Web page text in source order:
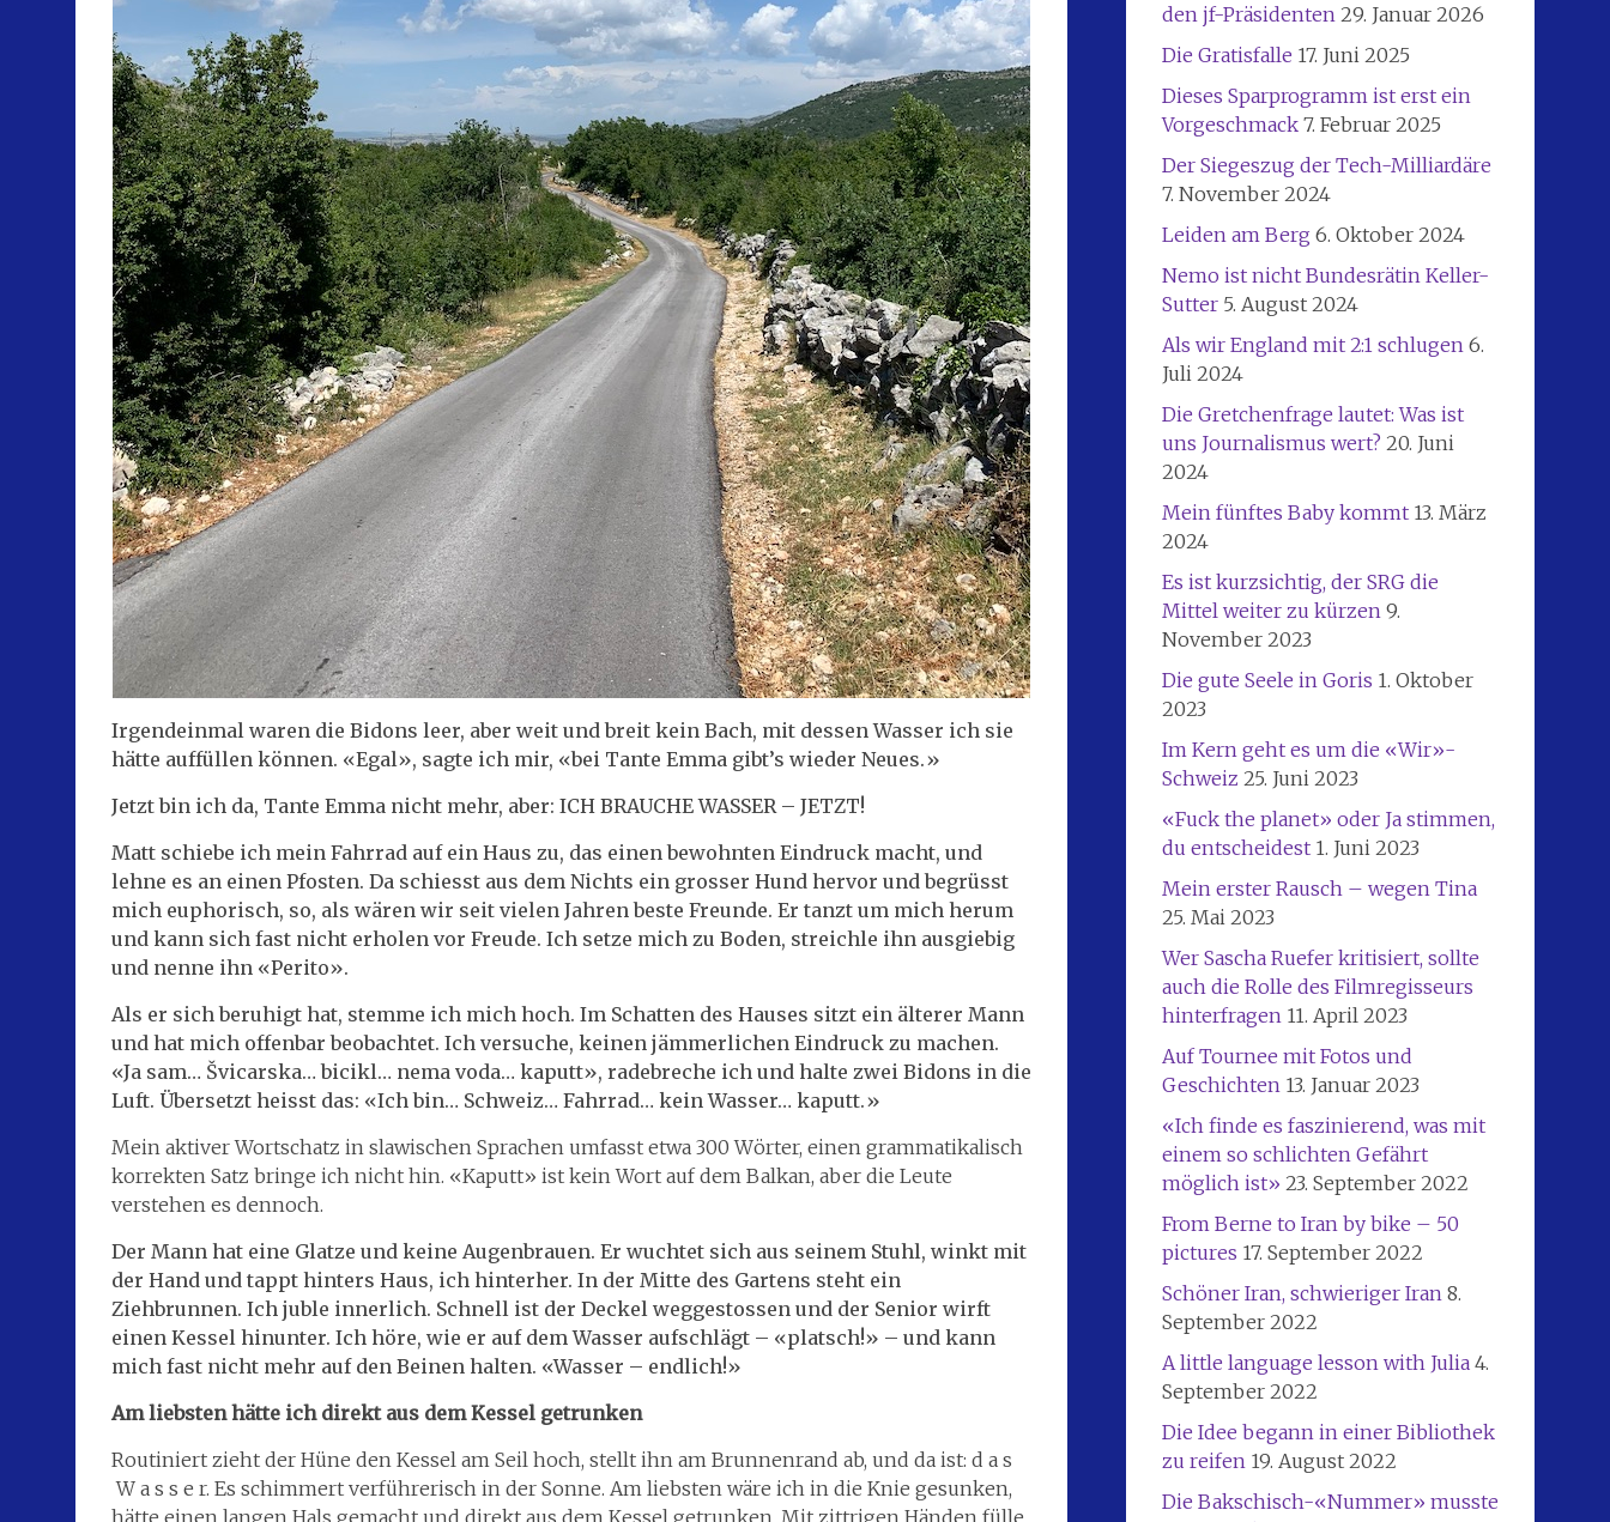
Irgendeinmal waren die Bidons leer, aber weit und breit kein Bach, mit dessen Wasser ich sie
hätte auffüllen können. «Egal», sagte ich mir, «bei Tante Emma gibt’s wieder Neues.»
Jetzt bin ich da, Tante Emma nicht mehr, aber: ICH BRAUCHE WASSER – JETZT!
Matt schiebe ich mein Fahrrad auf ein Haus zu, das einen bewohnten Eindruck macht, und
lehne es an einen Pfosten. Da schiesst aus dem Nichts ein grosser Hund hervor und begrüsst
mich euphorisch, so, als wären wir seit vielen Jahren beste Freunde. Er tanzt um mich herum
und kann sich fast nicht erholen vor Freude. Ich setze mich zu Boden, streichle ihn ausgiebig
und nenne ihn «Perito».
Als er sich beruhigt hat, stemme ich mich hoch. Im Schatten des Hauses sitzt ein älterer Mann
und hat mich offenbar beobachtet. Ich versuche, keinen jämmerlichen Eindruck zu machen.
«Ja sam… Švicarska… bicikl… nema voda… kaputt», radebreche ich und halte zwei Bidons in die
Luft. Übersetzt heisst das: «Ich bin… Schweiz… Fahrrad… kein Wasser… kaputt.»
Mein aktiver Wortschatz in slawischen Sprachen umfasst etwa 300 Wörter, einen grammatikalisch
korrekten Satz bringe ich nicht hin. «Kaputt» ist kein Wort auf dem Balkan, aber die Leute
verstehen es dennoch.
Der Mann hat eine Glatze und keine Augenbrauen. Er wuchtet sich aus seinem Stuhl, winkt mit
der Hand und tappt hinters Haus, ich hinterher. In der Mitte des Gartens steht ein
Ziehbrunnen. Ich juble innerlich. Schnell ist der Deckel weggestossen und der Senior wirft
einen Kessel hinunter. Ich höre, wie er auf dem Wasser aufschlägt – «platsch!» – und kann
mich fast nicht mehr auf den Beinen halten. «Wasser – endlich!»
Am liebsten hätte ich direkt aus dem Kessel getrunken
Routiniert zieht der Hüne den Kessel am Seil hoch, stellt ihn am Brunnenrand ab, und da ist: d a s
W a s s e r. Es schimmert verführerisch in der Sonne. Am liebsten wäre ich in die Knie gesunken,
den jf-Präsidenten 29. Januar 2026
Die Gratisfalle 17. Juni 2025
Dieses Sparprogramm ist erst ein
Vorgeschmack 7. Februar 2025
Der Siegeszug der Tech-Milliardäre
7. November 2024
Leiden am Berg 6. Oktober 2024
Nemo ist nicht Bundesrätin Keller-
Sutter 5. August 2024
Als wir England mit 2:1 schlugen 6.
Juli 2024
Die Gretchenfrage lautet: Was ist
uns Journalismus wert? 20. Juni
2024
Mein fünftes Baby kommt 13. März
2024
Es ist kurzsichtig, der SRG die
Mittel weiter zu kürzen 9.
November 2023
Die gute Seele in Goris 1. Oktober
2023
Im Kern geht es um die «Wir»-
Schweiz 25. Juni 2023
«Fuck the planet» oder Ja stimmen,
du entscheidest 1. Juni 2023
Mein erster Rausch – wegen Tina
25. Mai 2023
Wer Sascha Ruefer kritisiert, sollte
auch die Rolle des Filmregisseurs
hinterfragen 11. April 2023
Auf Tournee mit Fotos und
Geschichten 13. Januar 2023
«Ich finde es faszinierend, was mit
einem so schlichten Gefährt
möglich ist» 23. September 2022
From Berne to Iran by bike – 50
pictures 17. September 2022
Schöner Iran, schwieriger Iran 8.
September 2022
A little language lesson with Julia 4.
September 2022
Die Idee begann in einer Bibliothek
zu reifen 19. August 2022
Die Bakschisch-«Nummer» musste